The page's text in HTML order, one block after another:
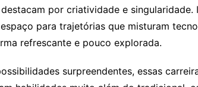
por criatividade e
para trajetórias que misturam
refrescante e pouco explorada.
surpreendentes, essas